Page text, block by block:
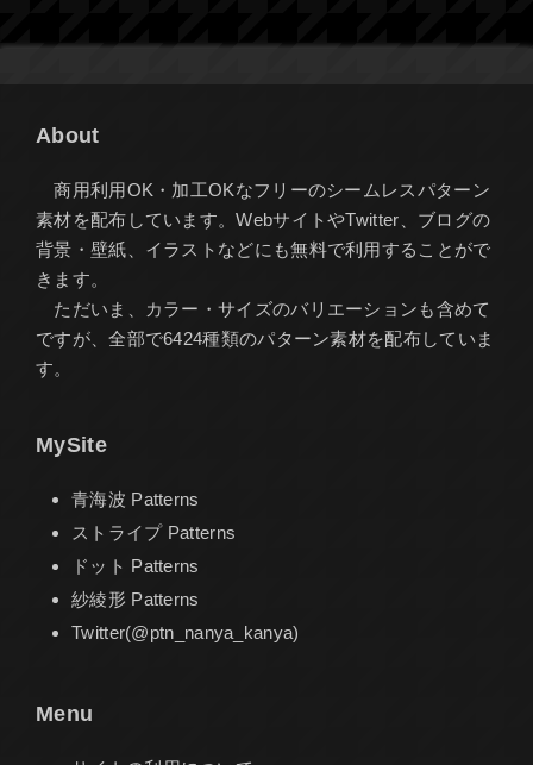
About
商用利用OK・加工OKなフリーのシームレスパターン
素材を配布しています。WebサイトやTwitter、ブログの
背景・壁紙、イラストなどにも無料で利用することがで
きます。
ただいま、カラー・サイズのバリエーションも含めて
ですが、全部で6424種類のパターン素材を配布していま
す。
MySite
青海波 Patterns
ストライプ Patterns
ドット Patterns
紗綾形 Patterns
Twitter(@ptn_nanya_kanya)
Menu